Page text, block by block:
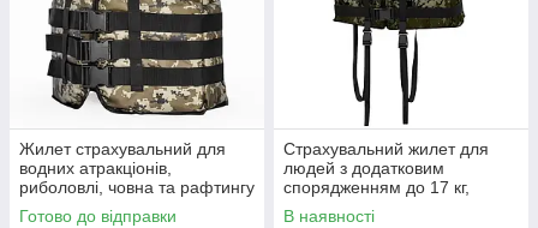
Жилет страхувальний для
водних атракціонів,
риболовлі, човна та рафтингу
70-90 кг камуфляж
Готово до відправки
Страхувальний жилет для
людей з додатковим
спорядженням до 17 кг,
камуфляжний 130+ кг
В наявності